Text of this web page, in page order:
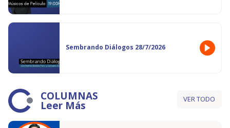
Sembrando Diálogos 28/7/2026
COLUMNAS
Leer Más VER TODO